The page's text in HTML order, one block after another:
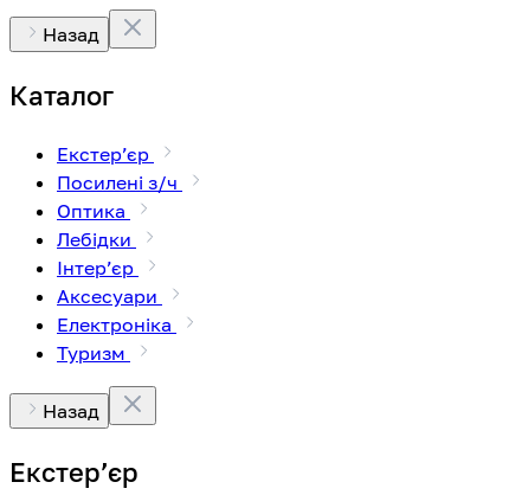
Назад
Каталог
Екстерʼєр
Посилені з/ч
Оптика
Лебідки
Інтерʼєр
Аксесуари
Електроніка
Туризм
Назад
Екстерʼєр